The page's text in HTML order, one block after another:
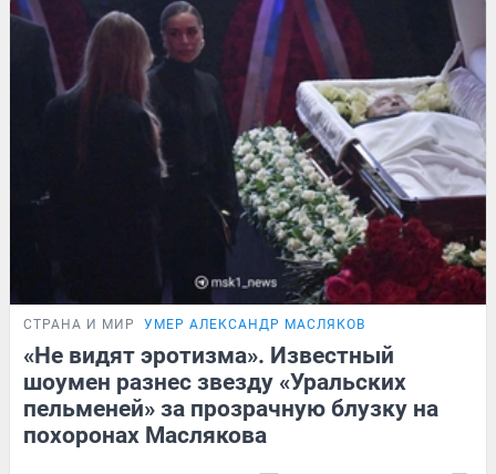
СТРАНА И МИР УМЕР АЛЕКСАНДР МАСЛЯКОВ
«Не видят эротизма». Известный
шоумен разнес звезду «Уральских
пельменей» за прозрачную блузку на
похоронах Маслякова